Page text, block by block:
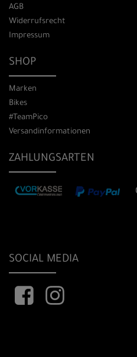
AGB
Widerrufsrecht
Impressum
SHOP
Marken
Bikes
#TeamPico
Versandinformationen
ZAHLUNGSARTEN
SOCIAL MEDIA